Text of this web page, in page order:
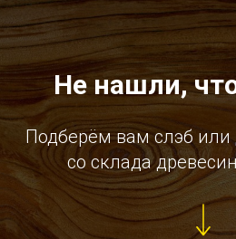
Не нашли,
Подберём вам слэб или
со склада